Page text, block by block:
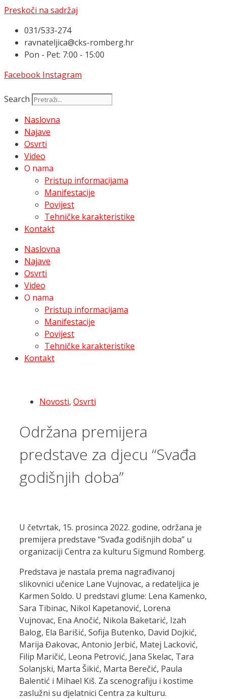
Preskoči na sadržaj
031/533-274
ravnateljica@cks-romberg.hr
Pon - Pet: 7:00 - 15:00
Facebook Instagram
Search
Naslovna
Najave
Osvrti
Video
O nama
Pristup informacijama
Manifestacije
Povijest
Tehničke karakteristike
Kontakt
Naslovna
Najave
Osvrti
Video
O nama
Pristup informacijama
Manifestacije
Povijest
Tehničke karakteristike
Kontakt
Novosti, Osvrti
Održana premijera
predstave za djecu “Svađa
godišnjih doba”
U četvrtak, 15. prosinca 2022. godine, održana je
premijera predstave “Svađa godišnjih doba” u
organizaciji Centra za kulturu Sigmund Romberg.
Predstava je nastala prema nagrađivanoj
slikovnici učenice Lane Vujnovac, a redateljica je
Karmen Soldo. U predstavi glume: Lena Kamenko,
Sara Tibinac, Nikol Kapetanović, Lorena
Vujnovac, Ena Anočić, Nikola Baketarić, Izah
Balog, Ela Barišić, Sofija Butenko, David Dojkić,
Marija Đakovac, Antonio Jerbić, Matej Lacković,
Filip Maričić, Leona Petrović, Jana Skelac, Tara
Solanjski, Marta Šikić, Marta Berečić, Paula
Balentić i Mihael Kiš. Za scenografiju i kostime
zaslužni su djelatnici Centra za kulturu.